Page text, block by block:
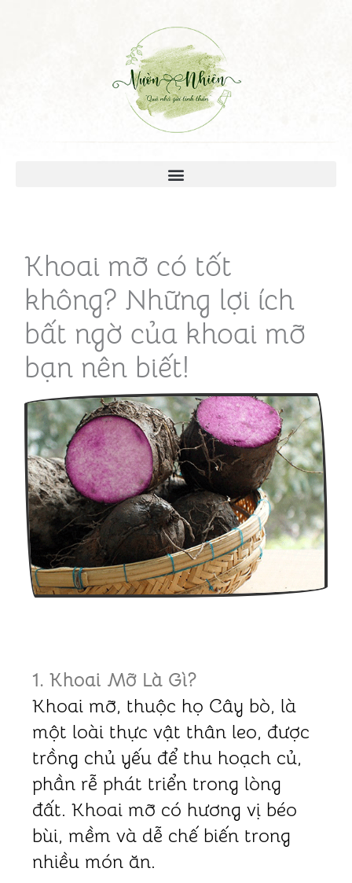
Khoai mỡ có tốt
không? Những lợi ích
bất ngờ của khoai mỡ
bạn nên biết!
1. Khoai Mỡ Là Gì?
Khoai mỡ, thuộc họ Cây bò, là
một loài thực vật thân leo, được
trồng chủ yếu để thu hoạch củ,
phần rễ phát triển trong lòng
đất. Khoai mỡ có hương vị béo
bùi, mềm và dễ chế biến trong
nhiều món ăn.